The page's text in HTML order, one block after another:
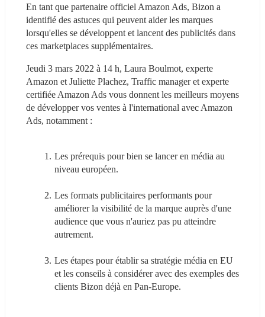
En tant que partenaire officiel Amazon Ads, Bizon a
identifié des astuces qui peuvent aider les marques
lorsqu'elles se développent et lancent des publicités dans
ces marketplaces supplémentaires.
Jeudi 3 mars 2022 à 14 h, Laura Boulmot, experte
Amazon et Juliette Plachez, Traffic manager et experte
certifiée Amazon Ads vous donnent les meilleurs moyens
de développer vos ventes à l'international avec Amazon
Ads, notamment :
Les prérequis pour bien se lancer en média au
niveau européen.
Les formats publicitaires performants pour
améliorer la visibilité de la marque auprès d'une
audience que vous n'auriez pas pu atteindre
autrement.
Les étapes pour établir sa stratégie média en EU
et les conseils à considérer avec des exemples des
clients Bizon déjà en Pan-Europe.